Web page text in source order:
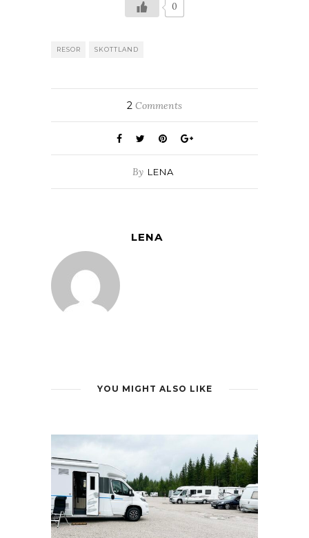
0
RESOR SKOTTLAND
2 Comments
By LENA
LENA
YOU MIGHT ALSO LIKE